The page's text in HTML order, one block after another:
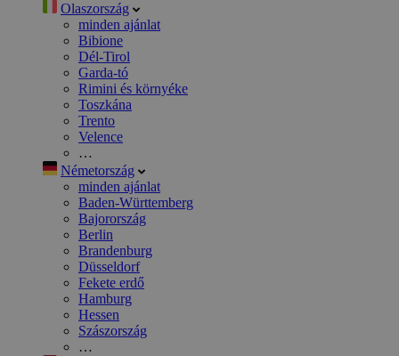
Olaszország
minden ajánlat
Bibione
Dél-Tirol
Garda-tó
Rimini és környéke
Toszkána
Trento
Velence
…
Németország
minden ajánlat
Baden-Württemberg
Bajorország
Berlin
Brandenburg
Düsseldorf
Fekete erdő
Hamburg
Hessen
Szászország
…